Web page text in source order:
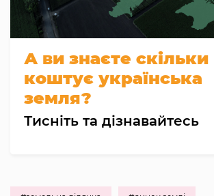
А ви знаєте скільки
коштує українська
земля?
Тисніть та дізнавайтесь